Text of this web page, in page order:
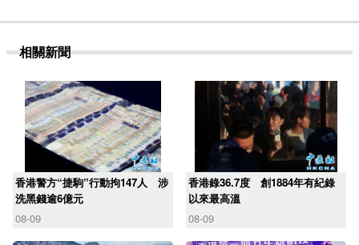
相關新聞
香港警方“捷駒”行動拘147人 涉
洗黑錢逾6億元
08-09
香港錄36.7度 創1884年有紀錄
以來最高溫
08-09